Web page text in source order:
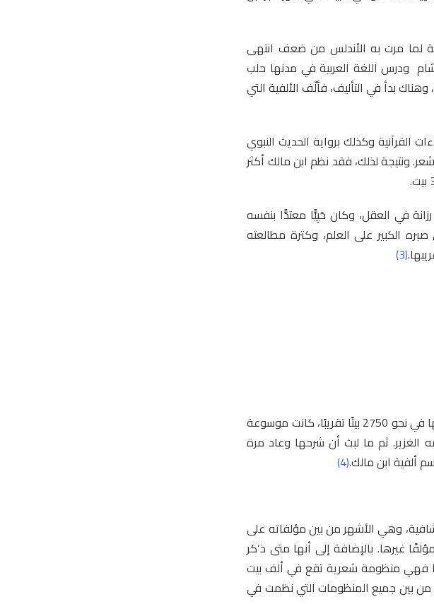
لما مرت به الأندلس من ضعف انتهى
ودرس اللغة العربية في مدنها حلب
بدأ في التأليف، فألّف الألفية التي
القرآنية وكذلك برواية الحديث النبوي
ونتيجة لذلك، فقد نظم ابن مالك أكثر
في العقل، وكان حَيِيًّا معتدًّا بنفسه
الكبير على العلم، وكثرة مطالعته
(3)
تعتبر الكافية الشافية من أشهر مؤلفات ابن مالك، وقد ألّفها في نحو 2750 بيتًا تقريبًا، كانت موسوعة
ثم ما لبث أن شرحها وعاد مرة
ألفية ابن مالك.(4)
وهي الأشهر من بين مؤلفاته على
غيرها. بالإضافة إلى أنها متى ذ‘كر
فهي منظومة شعرية تقع في ألف بيت
من بين جميع المنظومات التي نظمت في